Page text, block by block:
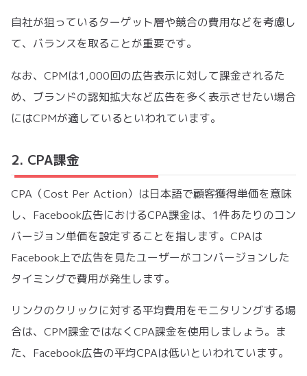
自社が狙っているターゲット層や競合の費用などを考慮し
て、バランスを取ることが重要です。
なお、CPMは1,000回の広告表示に対して課金されるた
め、ブランドの認知拡大など広告を多く表示させたい場合
にはCPMが適しているといわれています。
2. CPA課金
CPA（Cost Per Action）は日本語で顧客獲得単価を意味
し、Facebook広告におけるCPA課金は、1件あたりのコン
バージョン単価を設定することを指します。CPAは
Facebook上で広告を見たユーザーがコンバージョンした
タイミングで費用が発生します。
リンクのクリックに対する平均費用をモニタリングする場
合は、CPM課金ではなくCPA課金を使用しましょう。ま
た、Facebook広告の平均CPAは低いといわれています。